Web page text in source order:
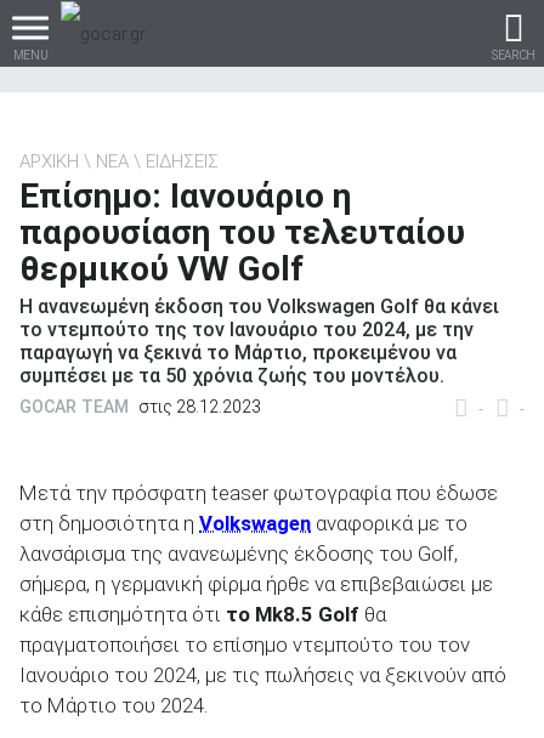
MENU SEARCH
Βρες τα πάντα για το
αυτοκίνητο!
βρες το!
Καινούρια
ΑΝΑΖΗΤΗΣΗ
ΑΡΧΙΚΗ ΝΕΑ ΕΙΔΗΣΕΙΣ
Επίσημο: Ιανουάριο η
παρουσίαση του τελευταίου
θερμικού VW Golf
Η ανανεωμένη έκδοση του Volkswagen Golf θα κάνει
το ντεμπούτο της τον Ιανουάριο του 2024, με την
παραγωγή να ξεκινά το Μάρτιο, προκειμένου να
συμπέσει με τα 50 χρόνια ζωής του μοντέλου.
- -
GOCAR TEAM στις 28.12.2023
Μετά την πρόσφατη teaser φωτογραφία που έδωσε
στη δημοσιότητα η Volkswagen αναφορικά με το
λανσάρισμα της ανανεωμένης έκδοσης του Golf,
σήμερα, η γερμανική φίρμα ήρθε να επιβεβαιώσει με
κάθε επισημότητα ότι το Mk8.5 Golf θα
πραγματοποιήσει το επίσημο ντεμπούτο του τον
Ιανουάριο του 2024, με τις πωλήσεις να ξεκινούν από
το Μάρτιο του 2024.